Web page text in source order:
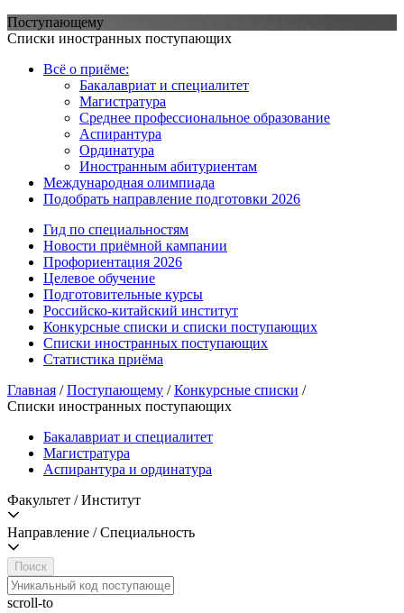
Поступающему
Списки иностранных поступающих
Всё о приёме:
Бакалавриат и специалитет
Магистратура
Среднее профессиональное образование
Аспирантура
Ординатура
Иностранным абитуриентам
Международная олимпиада
Подобрать направление подготовки 2026
Гид по специальностям
Новости приёмной кампании
Профориентация 2026
Целевое обучение
Подготовительные курсы
Российско-китайский институт
Конкурсные списки и списки поступающих
Списки иностранных поступающих
Статистика приёма
Главная /Поступающему /Конкурсные списки /
Списки иностранных поступающих
Бакалавриат и специалитет
Магистратура
Аспирантура и ординатура
Факультет / Институт
Направление / Специальность
Поиск
scroll-to